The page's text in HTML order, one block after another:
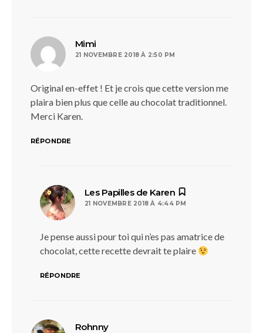
Mimi
21 NOVEMBRE 2018 À 2:50 PM
Original en-effet ! Et je crois que cette version me
plaira bien plus que celle au chocolat traditionnel.
Merci Karen.
RÉPONDRE
Les Papilles de Karen
21 NOVEMBRE 2018 À 4:44 PM
Je pense aussi pour toi qui n’es pas amatrice de
chocolat, cette recette devrait te plaire
RÉPONDRE
Rohnnydit :